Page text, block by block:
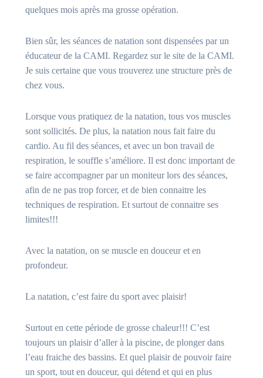
quelques mois après ma grosse opération.
Bien sûr, les séances de natation sont dispensées par un
éducateur de la CAMI. Regardez sur le site de la CAMI.
Je suis certaine que vous trouverez une structure près de
chez vous.
Lorsque vous pratiquez de la natation, tous vos muscles
sont sollicités. De plus, la natation nous fait faire du
cardio. Au fil des séances, et avec un bon travail de
respiration, le souffle s’améliore. Il est donc important de
se faire accompagner par un moniteur lors des séances,
afin de ne pas trop forcer, et de bien connaitre les
techniques de respiration. Et surtout de connaitre ses
limites!!!
Avec la natation, on se muscle en douceur et en
profondeur.
La natation, c’est faire du sport avec plaisir!
Surtout en cette période de grosse chaleur!!! C’est
toujours un plaisir d’aller à la piscine, de plonger dans
l’eau fraiche des bassins. Et quel plaisir de pouvoir faire
un sport, tout en douceur, qui détend et qui en plus